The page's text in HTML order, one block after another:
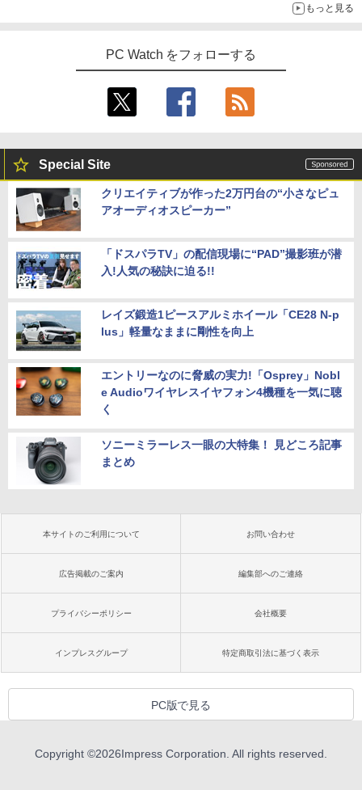
もっと見る
PC Watch をフォローする
Special Site
クリエイティブが作った2万円台の“小さなピュ
アオーディオスピーカー”
「ドスパラTV」の配信現場に“PAD”撮影班が潜
入!人気の秘訣に迫る!!
レイズ鍛造1ピースアルミホイール「CE28 N-p
lus」軽量なままに剛性を向上
エントリーなのに脅威の実力!「Osprey」Nobl
e Audioワイヤレスイヤフォン4機種を一気に聴
く
ソニーミラーレス一眼の大特集！ 見どころ記事
まとめ
本サイトのご利用について お問い合わせ
広告掲載のご案内 編集部へのご連絡
プライバシーポリシー 会社概要
インプレスグループ 特定商取引法に基づく表示
PC版で見る
Copyright ©2026Impress Corporation. All rights reserved.